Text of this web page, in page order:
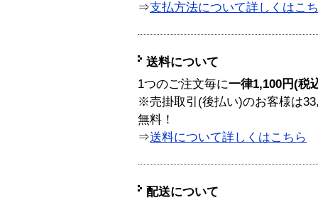
⇒支払方法について詳しくはこ
送料について
1つのご注文毎に一律1,100円(税
※売掛取引(後払い)のお客様は
無料！
⇒送料について詳しくはこちら
配送について